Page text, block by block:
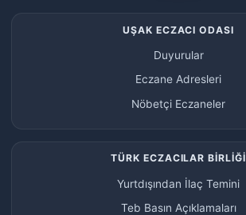
UŞAK ECZACI ODASI
Duyurular
Eczane Adresleri
Nöbetçi Eczaneler
TÜRK ECZACILAR BİRLİĞİ
Yurtdışından İlaç Temini
Teb Basın Açıklamaları